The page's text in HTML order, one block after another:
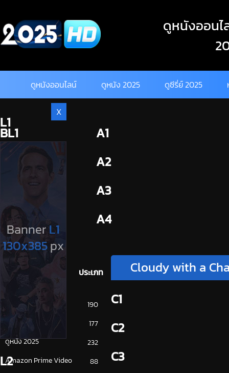
content
ดูหนังออนไ
ดูหนังออนไลน์ ดูหนัง 2025 ดูซีรี่ย์ 2025
BL1
A1
A2
A3
A4
ประเภท
การ์ตูน
190
ดูซีรี่ย์ 2025
177
ดูหนัง 2025
232
Amazon Prime Video
88
Cloudy with a
C1
C2
C3
X
L1
L2